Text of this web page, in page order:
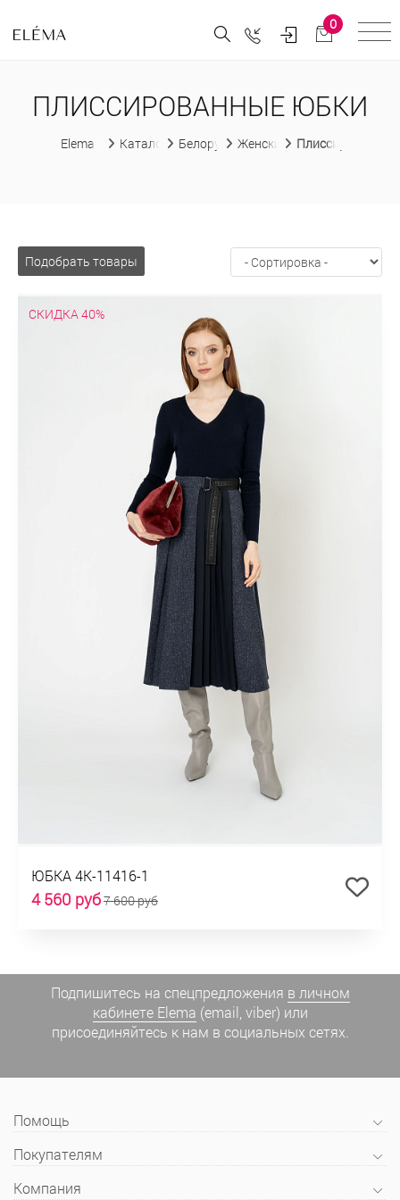
0
ПЛИССИРОВАННЫЕ ЮБКИ
Elema Каталог Белорусская женская одежда
Женские юбки
Подобрать товары
СКИДКА 40%
ЮБКА 4К-11416-1
4 560 руб7 600 руб
Подпишитесь на спецпредложения в личном
кабинете Elema (email, viber) или
присоединяйтесь к нам в социальных сетях.
Помощь
Покупателям
Компания